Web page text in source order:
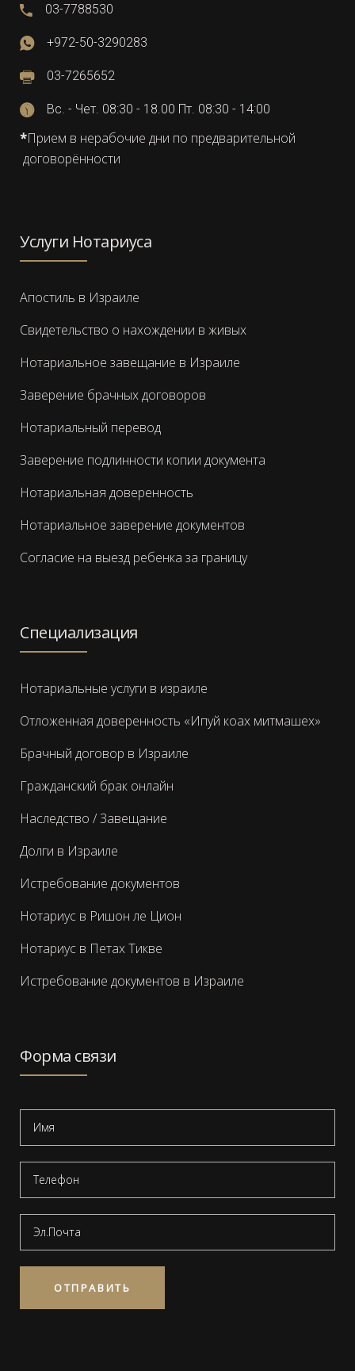
03-7788530
+972-50-3290283
03-7265652
Вс. - Чет. 08:30 - 18.00 Пт. 08:30 - 14:00
*Прием в нерабочие дни по предварительной
договорённости
Услуги Нотариуса
Апостиль в Израиле
Свидетельство о нахождении в живых
Нотариальное завещание в Израиле
Заверение брачных договоров
Нотариальный перевод
Заверение подлинности копии документа
Нотариальная доверенность
Нотариальное заверение документов
Согласие на выезд ребенка за границу
Специализация
Нотариальные услуги в израиле
Отложенная доверенность «Ипуй коах митмашех»
Брачный договор в Израиле
Гражданский брак онлайн
Наследство / Завещание
Долги в Израиле
Истребование документов
Нотариус в Ришон ле Цион
Нотариус в Петах Тикве
Истребование документов в Израиле
Форма связи